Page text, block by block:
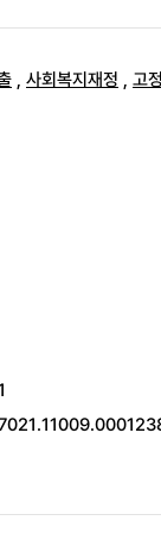
, 사회복지재정 , 고